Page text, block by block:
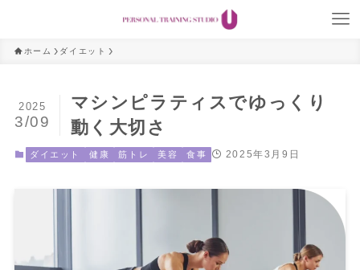
ホーム ダイエット
マシンピラティスでゆっくり
動く大切さ
2025
3/09
ダイエット 健康 筋トレ 美容 食事 2025年3月9日